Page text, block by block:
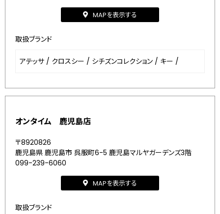
MAPを表示する
取扱ブランド
アテッサ / クロスシー / シチズンコレクション / キー /
オンタイム 鹿児島店
〒8920826
鹿児島県 鹿児島市 呉服町6-5 鹿児島マルヤガーデンズ3階
099-239-6060
MAPを表示する
取扱ブランド